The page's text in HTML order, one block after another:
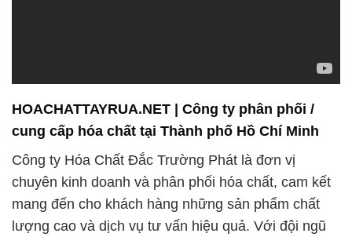
HOACHATTAYRUA.NET | Công ty phân phối /
cung cấp hóa chất tại Thành phố Hồ Chí Minh
Công ty Hóa Chất Đắc Trường Phát là đơn vị
chuyên kinh doanh và phân phối hóa chất, cam kết
mang đến cho khách hàng những sản phẩm chất
lượng cao và dịch vụ tư vấn hiệu quả. Với đội ngũ